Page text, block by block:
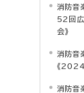
消防音
52回広
会》
消防音
《2024
消防音